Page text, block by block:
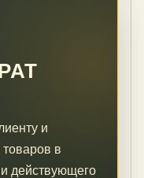
и
в
действующего